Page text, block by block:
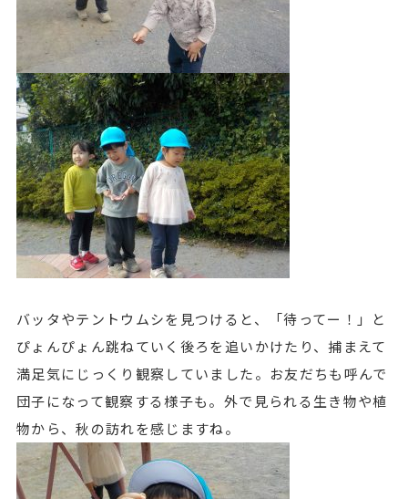
バッタやテントウムシを見つけると、「待ってー！」と
ぴょんぴょん跳ねていく後ろを追いかけたり、捕まえて
満足気にじっくり観察していました。お友だちも呼んで
団子になって観察する様子も。外で見られる生き物や植
物から、秋の訪れを感じますね。